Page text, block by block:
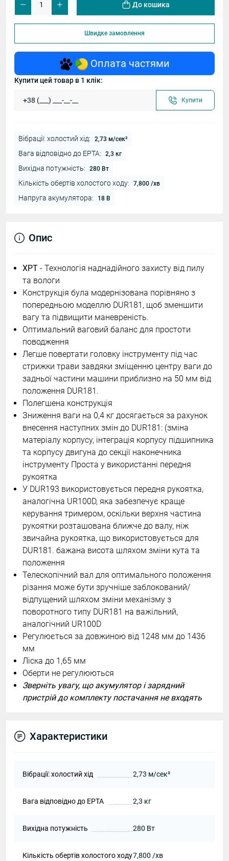
До кошика
Швидке замовлення
Оплата частями
Купити цей товар в 1 клік:
Купити
Вібрації: холостий хід: 2,73 м/сек²
Вага відповідно до EPTA: 2,3 кг
Вихідна потужність: 280 Вт
Кількість обертів холостого ходу: 7,800 /хв
Напруга акумулятора: 18 В
Опис
XPT - Технологія наднадійного захисту від пилу
та вологи
Конструкція була модернізована порівняно з
попередньою моделлю DUR181, щоб зменшити
вагу та підвищити маневреність.
Оптимальний ваговий баланс для простоти
поводження
Легше повертати головку інструменту під час
стрижки трави завдяки зміщенню центру ваги до
задньої частини машини приблизно на 50 мм від
положення DUR181.
Полегшена конструкція
Зниження ваги на 0,4 кг досягається за рахунок
внесення наступних змін до DUR181: (зміна
матеріалу корпусу, інтеграція корпусу підшипника
та корпусу двигуна до секції наконечника
інструменту Проста у використанні передня
рукоятка
У DUR193 використовується передня рукоятка,
аналогічна UR100D, яка забезпечує краще
керування тримером, оскільки верхня частина
рукоятки розташована ближче до валу, ніж
звичайна рукоятка, що використовується для
DUR181. бажана висота шляхом зміни кута та
положення
Телескопічний вал для оптимального положення
різання може бути зручніше заблокований/
відпущений шляхом зміни механізму з
поворотного типу DUR181 на важільний,
аналогічний UR100D
Регулюється за довжиною від 1248 мм до 1436
мм
Ліска до 1,65 мм
Оберти не регулюються
Зверніть увагу, що акумулятор і зарядний
пристрій до комплекту постачання не входять
Характеристики
Вібрації: холостий хід 2,73 м/сек²
Вага відповідно до EPTA 2,3 кг
Вихідна потужність 280 Вт
Кількість обертів холостого ходу7,800 /хв